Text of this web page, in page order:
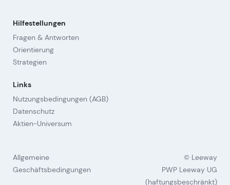
Hilfestellungen
Fragen & Antworten
Orientierung
Strategien
Links
Nutzungsbedingungen (AGB)
Datenschutz
Aktien-Universum
Allgemeine
Geschäftsbedingungen
© Leeway
PWP Leeway UG
(haftungsbeschränkt)